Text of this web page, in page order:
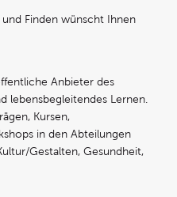
Finden wünscht Ihnen
Anbieter des
lebensbegleitendes Lernen.
Kursen,
in den Abteilungen
Gestalten, Gesundheit,